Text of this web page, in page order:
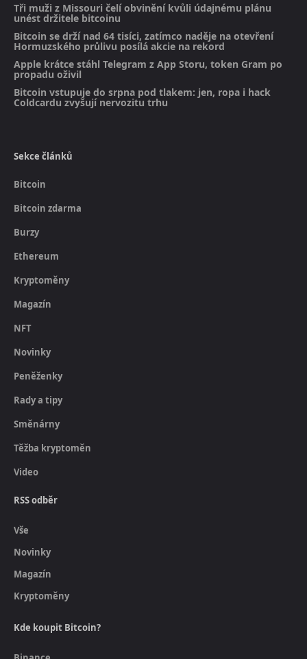
Tři muži z Missouri čelí obvinění kvůli údajnému plánu
unést držitele bitcoinu
Bitcoin se drží nad 64 tisíci, zatímco naděje na otevření
Hormuzského průlivu posílá akcie na rekord
Apple krátce stáhl Telegram z App Storu, token Gram po
propadu oživil
Bitcoin vstupuje do srpna pod tlakem: jen, ropa i hack
Coldcardu zvyšují nervozitu trhu
Sekce článků
Bitcoin
Bitcoin zdarma
Burzy
Ethereum
Kryptoměny
Magazín
NFT
Novinky
Peněženky
Rady a tipy
Směnárny
Těžba kryptoměn
Video
RSS odběr
Vše
Novinky
Magazín
Kryptoměny
Kde koupit Bitcoin?